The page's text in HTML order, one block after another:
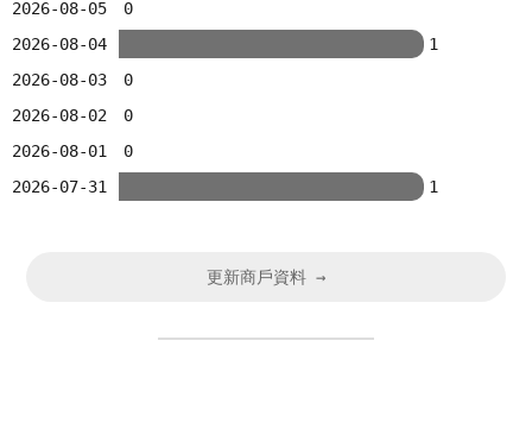
2026-08-05
0
2026-08-04
1
2026-08-03
0
2026-08-02
0
2026-08-01
0
2026-07-31
1
更新商戶資料 →